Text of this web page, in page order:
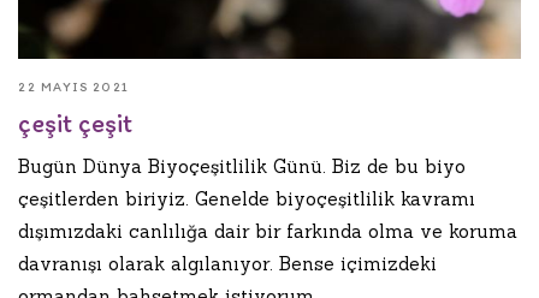
22 MAYIS 2021
çeşit çeşit
Bugün Dünya Biyoçeşitlilik Günü. Biz de bu biyo
çeşitlerden biriyiz. Genelde biyoçeşitlilik kavramı
dışımızdaki canlılığa dair bir farkında olma ve koruma
davranışı olarak algılanıyor. Bense içimizdeki